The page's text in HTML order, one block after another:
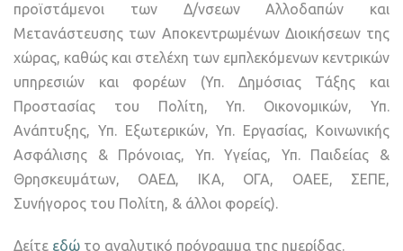
προϊστάμενοι των Δ/νσεων Αλλοδαπών και
Μετανάστευσης των Αποκεντρωμένων Διοικήσεων της
χώρας, καθώς και στελέχη των εμπλεκόμενων κεντρικών
υπηρεσιών και φορέων (Υπ. Δημόσιας Τάξης και
Προστασίας του Πολίτη, Υπ. Οικονομικών, Υπ.
Ανάπτυξης, Υπ. Εξωτερικών, Υπ. Εργασίας, Κοινωνικής
Ασφάλισης & Πρόνοιας, Υπ. Υγείας, Υπ. Παιδείας &
Θρησκευμάτων, ΟΑΕΔ, ΙΚΑ, ΟΓΑ, ΟΑΕΕ, ΣΕΠΕ,
Συνήγορος του Πολίτη, & άλλοι φορείς).
Δείτε εδώ το αναλυτικό πρόγραμμα της ημερίδας.